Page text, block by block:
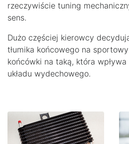
rzeczywiście tuning
sens.
Dużo częściej kierowcy
tłumika końcowego na
końcówki na taką, która
układu wydechowego.